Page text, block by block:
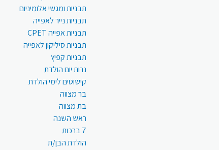
תבניות ומגשי אלומיניום
תבניות נייר לאפייה
תבניות אפייה CPET
תבניות סיליקון לאפייה
תבניות קפיץ
נרות יום הולדת
קישוטים לימי הולדת
בר מצווה
בת מצווה
ראש השנה
7 ברכות
הולדת הבן/ת